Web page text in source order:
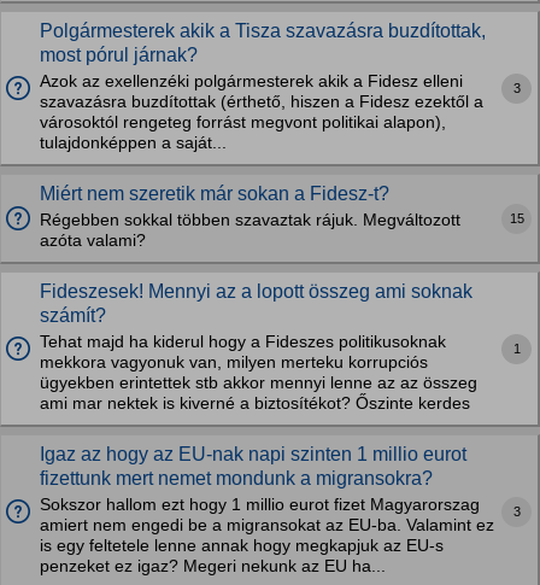
Polgármesterek akik a Tisza szavazásra buzdítottak,
most pórul járnak?
Azok az exellenzéki polgármesterek akik a Fidesz elleni
szavazásra buzdítottak (érthető, hiszen a Fidesz ezektől a
városoktól rengeteg forrást megvont politikai alapon),
tulajdonképpen a saját...
3
Miért nem szeretik már sokan a Fidesz-t?
Régebben sokkal többen szavaztak rájuk. Megváltozott
azóta valami?
15
Fideszesek! Mennyi az a lopott összeg ami soknak
számít?
Tehat majd ha kiderul hogy a Fideszes politikusoknak
mekkora vagyonuk van, milyen merteku korrupciós
ügyekben erintettek stb akkor mennyi lenne az az összeg
ami mar nektek is kiverné a biztosítékot? Őszinte kerdes
1
Igaz az hogy az EU-nak napi szinten 1 millio eurot
fizettunk mert nemet mondunk a migransokra?
Sokszor hallom ezt hogy 1 millio eurot fizet Magyarorszag
amiert nem engedi be a migransokat az EU-ba. Valamint ez
is egy feltetele lenne annak hogy megkapjuk az EU-s
penzeket ez igaz? Megeri nekunk az EU ha...
3